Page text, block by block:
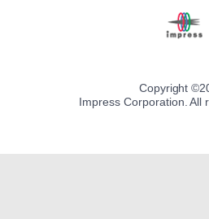
Copyright ©
Impress Corporation. All